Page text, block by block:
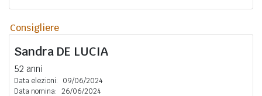
Consigliere
Sandra DE LUCIA
52 anni
Data elezioni:
09/06/2024
Data nomina: 26/06/2024